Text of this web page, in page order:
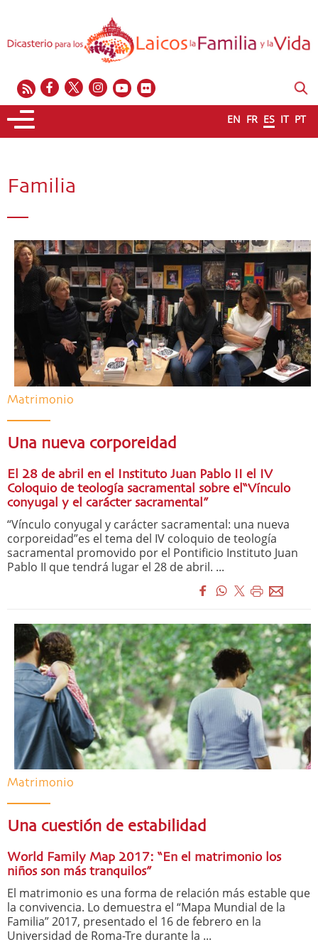
EN FR ES IT PT
Familia
Matrimonio
Una nueva corporeidad
El 28 de abril en el Instituto Juan Pablo II el IV
Coloquio de teología sacramental sobre el“Vínculo
conyugal y el carácter sacramental”
“Vínculo conyugal y carácter sacramental: una nueva
corporeidad”es el tema del IV coloquio de teología
sacramental promovido por el Pontificio Instituto Juan
Pablo II que tendrá lugar el 28 de abril. ...
Matrimonio
Una cuestión de estabilidad
World Family Map 2017: “En el matrimonio los
niños son más tranquilos”
El matrimonio es una forma de relación más estable que
la convivencia. Lo demuestra el “Mapa Mundial de la
Familia” 2017, presentado el 16 de febrero en la
Universidad de Roma-Tre durante la ...